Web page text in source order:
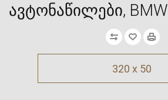
ავტონაწილები, BMW
320 x 50